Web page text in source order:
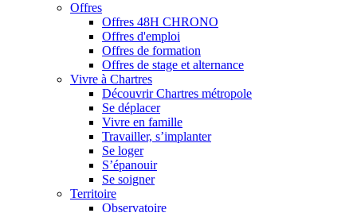
Offres
Offres 48H CHRONO
Offres d'emploi
Offres de formation
Offres de stage et alternance
Vivre à Chartres
Découvrir Chartres métropole
Se déplacer
Vivre en famille
Travailler, s’implanter
Se loger
S’épanouir
Se soigner
Territoire
Observatoire